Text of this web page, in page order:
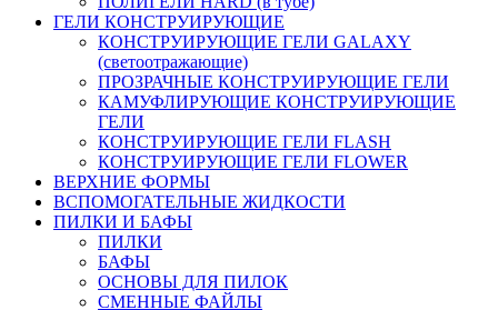
ГЕЛИ КОНСТРУИРУЮЩИЕ
КОНСТРУИРУЮЩИЕ ГЕЛИ GALAXY
(светоотражающие)
ПРОЗРАЧНЫЕ КОНСТРУИРУЮЩИЕ ГЕЛИ
КАМУФЛИРУЮЩИЕ КОНСТРУИРУЮЩИЕ
ГЕЛИ
КОНСТРУИРУЮЩИЕ ГЕЛИ FLASH
КОНСТРУИРУЮЩИЕ ГЕЛИ FLOWER
ВЕРХНИЕ ФОРМЫ
ВСПОМОГАТЕЛЬНЫЕ ЖИДКОСТИ
ПИЛКИ И БАФЫ
ПИЛКИ
БАФЫ
ОСНОВЫ ДЛЯ ПИЛОК
СМЕННЫЕ ФАЙЛЫ